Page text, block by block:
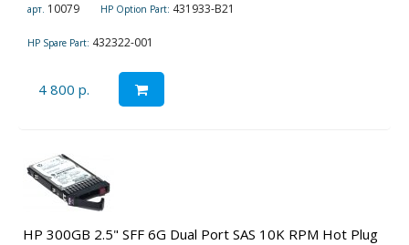
арт. 10079 HP Option Part: 431933-B21
HP Spare Part: 432322-001
4 800 р.
HP 300GB 2.5" SFF 6G Dual Port SAS 10K RPM Hot Plug